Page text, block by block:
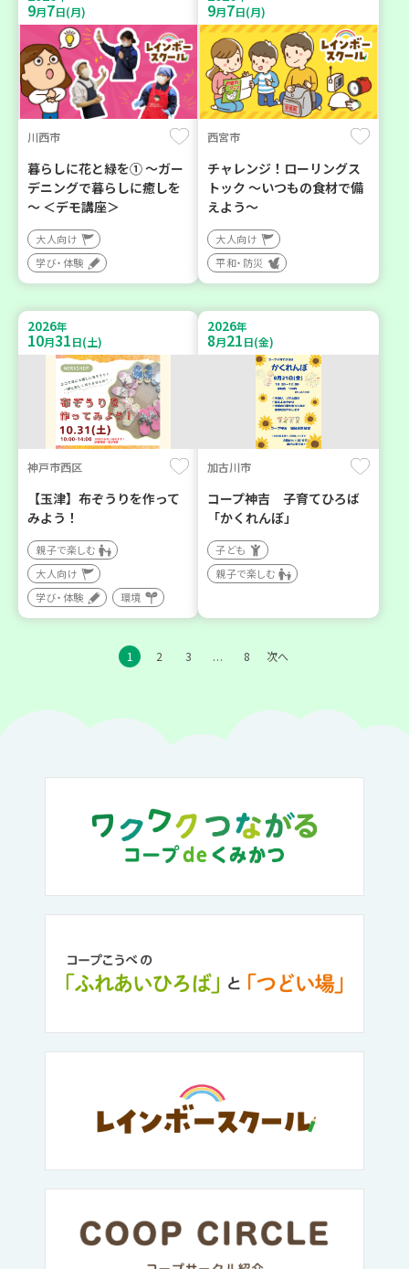
9月7日(月)
川西市
暮らしに花と緑を① ～ガー
デニングで暮らしに癒しを
～ ＜デモ講座＞
大人向け
学び・体験
9月7日(月)
西宮市
チャレンジ！ローリングス
トック ～いつもの食材で備
えよう～
大人向け
平和・防災
2026年
10月31日(土)
神戸市西区
【玉津】布ぞうりを作って
みよう！
親子で楽しむ
大人向け
学び・体験
環境
2026年
8月21日(金)
加古川市
コープ神吉 子育てひろば
「かくれんぼ」
子ども
親子で楽しむ
1 2 3 … 8 次へ